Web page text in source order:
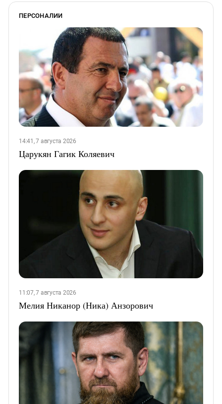
ПЕРСОНАЛИИ
14:41, 7 августа 2026
Царукян Гагик Коляевич
11:07, 7 августа 2026
Мелия Никанор (Ника) Анзорович